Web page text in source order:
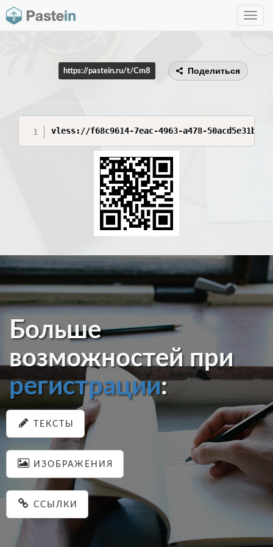
Toggle
https://pastein.ru/t/Cm8 Поделиться
vless://f68c9614-7eac-4963-a478-
Больше
возможностей при
регистрации:
ТЕКСТЫ
ИЗОБРАЖЕНИЯ
ССЫЛКИ